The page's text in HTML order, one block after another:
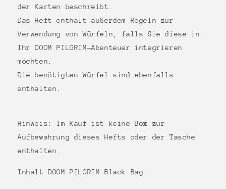
der Karten beschreibt.
Das Heft enthält außerdem Regeln zur
Verwendung von Würfeln, falls Sie diese in
Ihr DOOM PILGRIM-Abenteuer integrieren
möchten.
Die benötigten Würfel sind ebenfalls
enthalten.
Hinweis: Im Kauf ist keine Box zur
Aufbewahrung dieses Hefts oder der Tasche
enthalten.
Inhalt DOOM PILGRIM Black Bag: